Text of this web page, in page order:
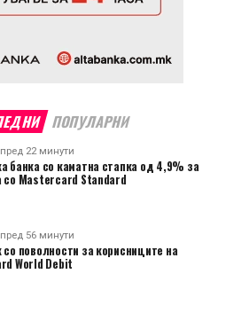
ПОПУЛАРНИ
пред 22 минути
банка со каматна стапка од 4,9% за
со Mastercard Standard
пред 56 минути
со поволности за корисниците на
World Debit